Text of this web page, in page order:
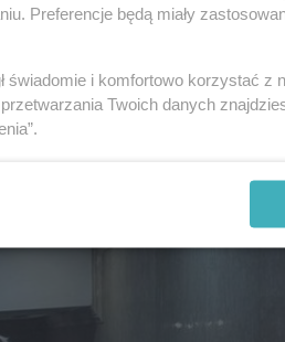
Preferencje będą miały
świadomie i komfortowo korzystać z
Twoich danych